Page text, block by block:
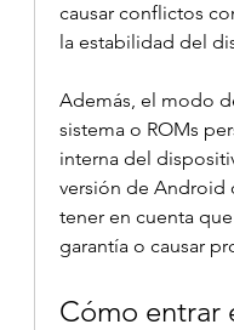
causar conflictos
la estabilidad del
Además, el modo
sistema o ROMs
interna del
versión de Android
tener en cuenta
garantía o causar
Cómo entrar